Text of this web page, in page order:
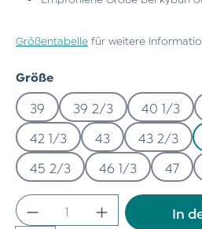
Größentabelle für weitere
Größeauswählen
39 39 2/3 40 1/3
42 1/3
43 43 2/3
45 2/3
46 1/3 47
Produkt Anzahl: GibIn